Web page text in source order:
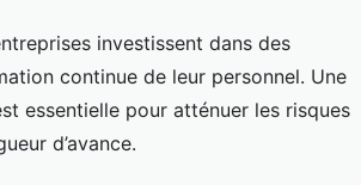
investissent dans des
continue de leur personnel. Une
essentielle pour atténuer les risques
d’avance.